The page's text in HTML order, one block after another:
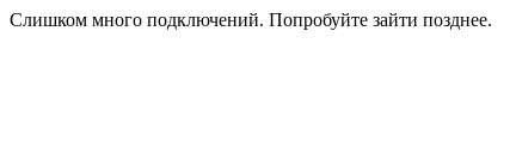
Слишком много подключений. Попробуйте зайти позднее.